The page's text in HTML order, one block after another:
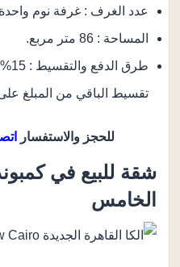
عدد الغرف : غرفة نوم
المساحة : 86 متر مربع.
تقسيط الباقي من المبلغ على 7 سنوات
للحجز والاستفسار اتصل
شقة للبيع في
الخامس